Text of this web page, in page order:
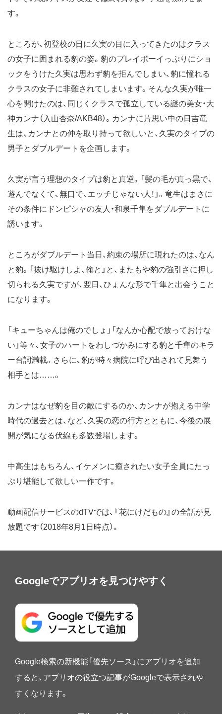
す。
ところが、初登校の日に久実の目に入ってきたのはクラス
の女子に囲まれる豹の姿。豹のプレイボーイっぷりにショ
ックをうけた久実は思わず豹を拒んでしまい、豹に憧れる
クラスの女子に非難されてしまいます。そんな久実が唯一
心を開けたのは、同じくクラスで孤立している謎の美女・大
神カンナ（入山杏奈/AKB48）。カンナに片思い中の日吉竜
生は、カンナとの仲を取り持って欲しいと、久実のタイプの
男子とダブルデートを企画します。
久実が言う理想のタイプは豹と真逆。「髪の毛が真っ黒で、
遊んでなくて、無口で、エッチじゃない人！」。竜生はまさに
その条件にドンピシャの友人・和泉千隼をダブルデートに
誘います。
ところがダブルデート当日、約束の場所に現れたのは、なん
と豹。「抜け駆けしよ、俺と」と、またもや豹の強引さに押し
切られる久実ですが、翌日、ひょんな形で千隼と出会うこと
になります。
「キューちゃんは俺のでしょ」「なんか心配で放っておけな
い」等々、女子のハートをわしづかみにする豹と千隼のキラ
ー台詞満載。さらに、豹が時々病院に呼び出されて見舞う
相手とは……。
カンナはなぜ豹を目の敵にするのか、カンナが抱える中学
時代の過去とは、など、久実の恋の行方とともに、今後の展
開が気になる伏線も多数登場します。
中高生はもちろん、イケメンに癒されたい女子全員にたっ
ぷり堪能して欲しい一作です。
動画配信サービスのdTVでは、『花にけだもの』の全話が見
放題です（2018年8月1日時点）。
Googleでアプリオを見つけやすく
Google検索の新機能「優先ソース」にアプリオを追加
すると、アプリオの役立つ記事がGoogleで表示されや
すくなります。